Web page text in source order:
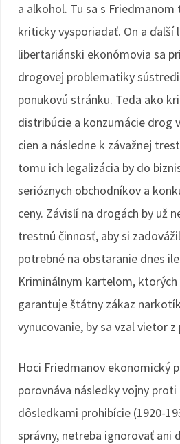
a alkohol. Tu sa s
kriticky vysporiadať. On a ďalší
libertariánski ekonómovia sa
drogovej problematiky
ponukovú stránku. Teda ako
distribúcie a konzumácie drog
cien a následne k závažnej
tomu ich legalizácia by do
serióznych obchodníkov a
ceny. Závislí na drogách by už
trestnú činnosť, aby si
potrebné na obstaranie dnes
Kriminálnym kartelom,
garantuje štátny zákaz
vynucovanie, by sa vzal vietor
Hoci Friedmanov ekonomický
porovnáva následky vojny
dôsledkami prohibície (1920-
správny, netreba ignorovať ani